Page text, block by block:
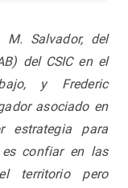
Salvador, del
del CSIC en el
y Frederic
asociado en
estrategia para
confiar en las
territorio pero